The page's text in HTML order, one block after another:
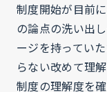
制度開始が目前
の論点の洗い出
ージを持ってい
らない改めて理
制度の理解度を